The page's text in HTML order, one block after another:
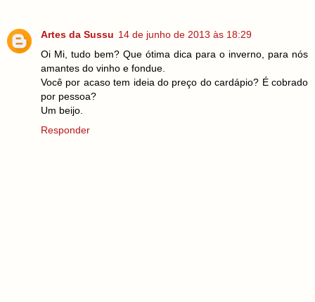
Artes da Sussu 14 de junho de 2013 às 18:29
Oi Mi, tudo bem? Que ótima dica para o inverno, para nós
amantes do vinho e fondue.
Você por acaso tem ideia do preço do cardápio? É cobrado
por pessoa?
Um beijo.
Responder